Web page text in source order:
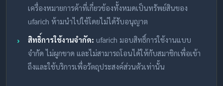
เครื่องหมายการค้าที่เกี่ยวข้องทั้งหมดเป็นทรัพย์สินของ
ufarich ห้ามนำไปใช้โดยไม่ได้รับอนุญาต
สิทธิ์การใช้งานจำกัด: ufarich มอบสิทธิ์การใช้งานแบบ
จำกัด ไม่ผูกขาด และไม่สามารถโอนได้ให้กับสมาชิกเพื่อเข้า
ถึงและใช้บริการเพื่อวัตถุประสงค์ส่วนตัวเท่านั้น